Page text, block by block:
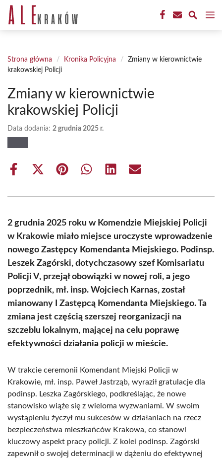
Przejdź
treści
Strona główna / Kronika Policyjna /
Zmiany w kierownictwie
krakowskiej Policji
Zmiany w kierownictwie
krakowskiej Policji
Data dodania: 2 grudnia 2025 r.
Share
Share
(Twitter)
Share Share Share Share
2 grudnia 2025 roku w Komendzie Miejskiej Policji
w Krakowie miało miejsce uroczyste wprowadzenie
nowego Zastępcy Komendanta Miejskiego. Podinsp.
Leszek Zagórski, dotychczasowy szef Komisariatu
Policji V, przejął obowiązki w nowej roli, a jego
poprzednik, mł. insp. Wojciech Karnas, został
mianowany I Zastępcą Komendanta Miejskiego. Ta
zmiana jest częścią szerszej reorganizacji na
szczeblu lokalnym, mającej na celu poprawę
efektywności działania policji w mieście.
W trakcie ceremonii Komendant Miejski Policji w
Krakowie, mł. insp. Paweł Jastrząb, wyraził gratulacje dla
podinsp. Leszka Zagórskiego, podkreślając, że nowe
stanowisko wiąże się z wieloma wyzwaniami. W swoim
wystąpieniu życzył mu sukcesów w działaniach na rzecz
bezpieczeństwa mieszkańców Krakowa, co stanowi
kluczowy aspekt pracy policji. Z kolei podinsp. Zagórski
zapewnił o swojej determinacji w dążeniu do efektywnej